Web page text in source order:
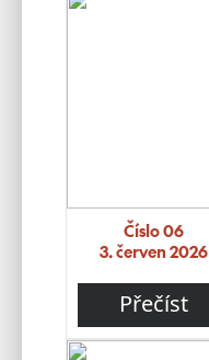
Číslo 06
3. červen 2026
Přečíst